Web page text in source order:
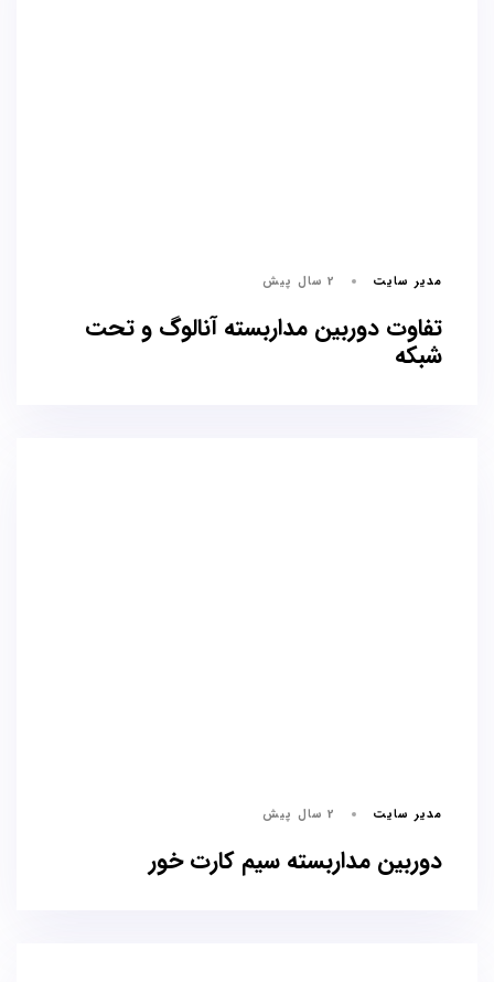
مدیر سایت 2 سال پیش
تفاوت دوربین مداربسته آنالوگ و تحت
شبکه
مدیر سایت 2 سال پیش
دوربین مداربسته سیم کارت خور